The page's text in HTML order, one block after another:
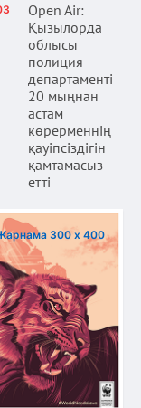
Open Air:
Қызылорда
облысы
полиция
департаменті
20 мыңнан
астам
көрерменнің
қауіпсіздігін
қамтамасыз
етті
300 х 400